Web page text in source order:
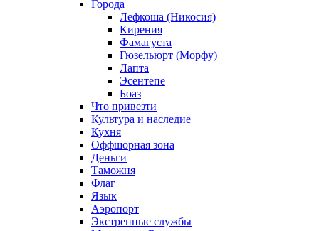
Города
Лефкоша (Никосия)
Кирения
Фамагуста
Гюзельюрт (Морфу)
Лапта
Эсентепе
Боаз
Что привезти
Культура и наследие
Кухня
Оффшорная зона
Деньги
Таможня
Флаг
Язык
Аэропорт
Экстренные службы